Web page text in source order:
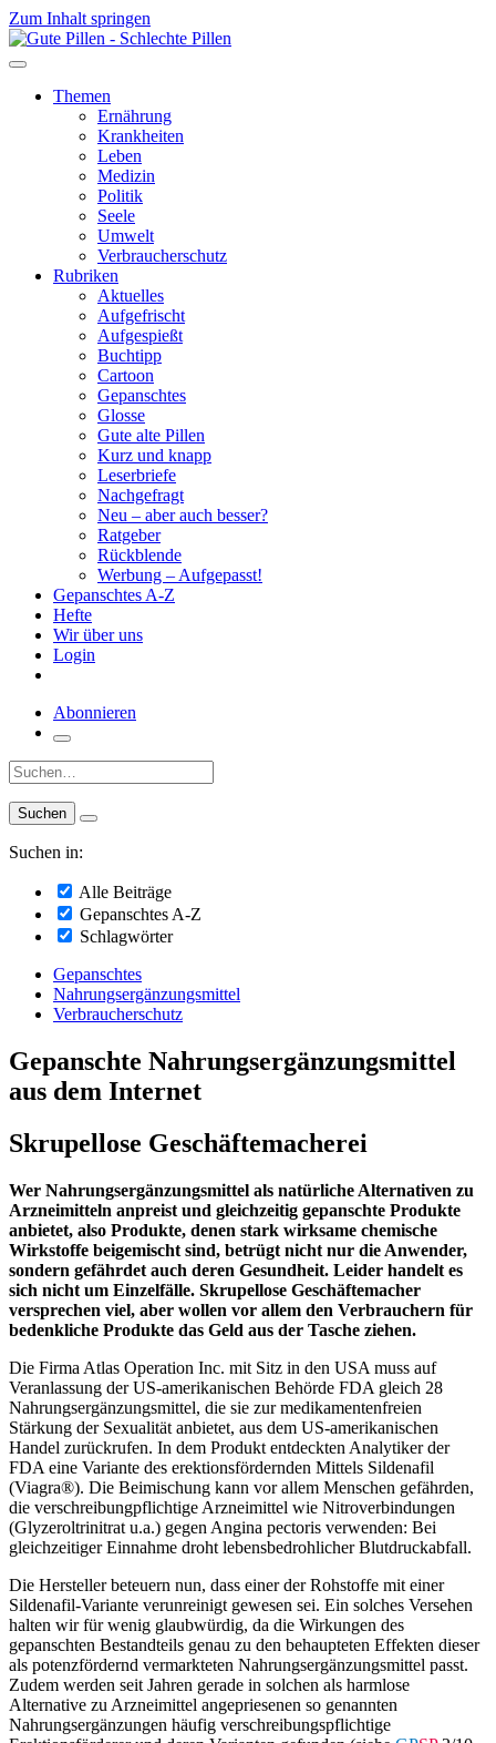
Zum Inhalt springen
Themen
Ernährung
Krankheiten
Leben
Medizin
Politik
Seele
Umwelt
Verbraucherschutz
Rubriken
Aktuelles
Aufgefrischt
Aufgespießt
Buchtipp
Cartoon
Gepanschtes
Glosse
Gute alte Pillen
Kurz und knapp
Leserbriefe
Nachgefragt
Neu – aber auch besser?
Ratgeber
Rückblende
Werbung – Aufgepasst!
Gepanschtes A-Z
Hefte
Wir über uns
Login
Abonnieren
Suche:
Suchen in:
Alle Beiträge
Gepanschtes A-Z
Schlagwörter
Gepanschtes
Nahrungsergänzungsmittel
Verbraucherschutz
Gepanschte Nahrungsergänzungsmittel
aus dem Internet
Skrupellose Geschäftemacherei
Wer Nahrungsergänzungsmittel als natürliche Alternativen zu
Arzneimitteln anpreist und gleichzeitig gepanschte Produkte
anbietet, also Produkte, denen stark wirksame chemische
Wirkstoffe beigemischt sind, betrügt nicht nur die Anwender,
sondern gefährdet auch deren Gesundheit. Leider handelt es
sich nicht um Einzelfälle. Skrupellose Geschäftemacher
versprechen viel, aber wollen vor allem den Verbrauchern für
bedenkliche Produkte das Geld aus der Tasche ziehen.
Die Firma Atlas Operation Inc. mit Sitz in den USA muss auf
Veranlassung der US-amerikanischen Behörde FDA gleich 28
Nahrungsergänzungsmittel, die sie zur medikamentenfreien
Stärkung der Sexualität anbietet, aus dem US-amerikanischen
Handel zurückrufen. In dem Produkt entdeckten Analytiker der
FDA eine Variante des erektionsfördernden Mittels Sildenafil
(Viagra®). Die Beimischung kann vor allem Menschen gefährden,
die verschreibungpflichtige Arzneimittel wie Nitroverbindungen
(Glyzeroltrinitrat u.a.) gegen Angina pectoris verwenden: Bei
gleichzeitiger Einnahme droht lebensbedrohlicher Blutdruckabfall.
Die Hersteller beteuern nun, dass einer der Rohstoffe mit einer
Sildenafil-Variante verunreinigt gewesen sei. Ein solches Versehen
halten wir für wenig glaubwürdig, da die Wirkungen des
gepanschten Bestandteils genau zu den behaupteten Effekten dieser
als potenzfördernd vermarkteten Nahrungsergänzungsmittel passt.
Zudem werden seit Jahren gerade in solchen als harmlose
Alternative zu Arzneimittel angepriesenen so genannten
Nahrungsergänzungen häufig verschreibungspflichtige